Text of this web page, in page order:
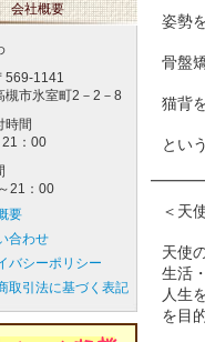
姿勢
骨盤
猫背
とい
＜天
天使
生活
人生
を目
会社概要
569-1141
槻市氷室町2－2－8
時間
：00
21：00
要
合わせ
バシーポリシー
取引法に基づく表記